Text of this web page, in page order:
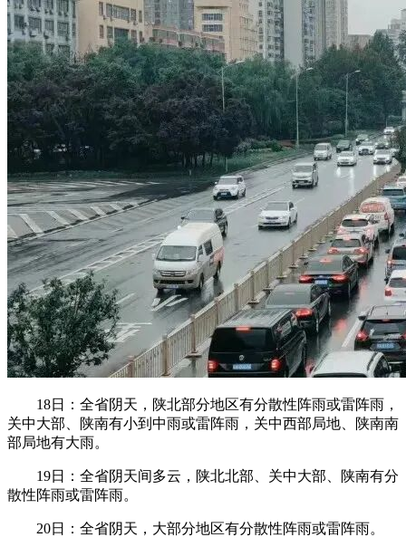
18日：全省阴天，陕北部分地区有分散性阵雨或雷阵雨，
关中大部、陕南有小到中雨或雷阵雨，关中西部局地、陕南南
部局地有大雨。
19日：全省阴天间多云，陕北北部、关中大部、陕南有分
散性阵雨或雷阵雨。
20日：全省阴天，大部分地区有分散性阵雨或雷阵雨。